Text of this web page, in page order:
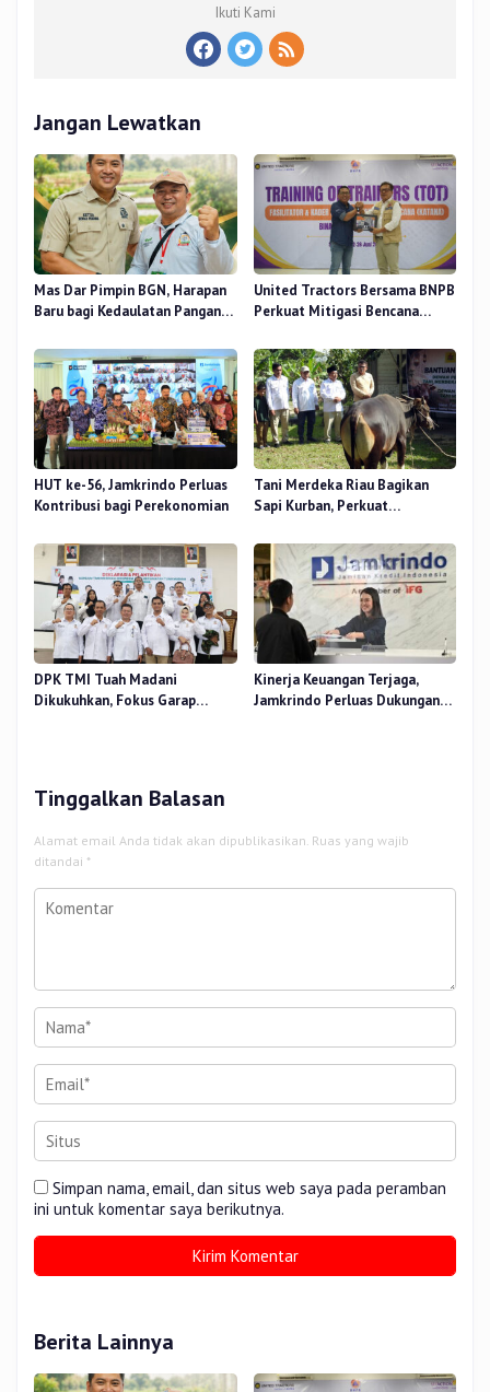
Ikuti Kami
Jangan Lewatkan
Mas Dar Pimpin BGN, Harapan
Baru bagi Kedaulatan Pangan
United Tractors Bersama BNPB
Perkuat Mitigasi Bencana
HUT ke-56, Jamkrindo Perluas
Kontribusi bagi Perekonomian
Tani Merdeka Riau Bagikan
Sapi Kurban, Perkuat
DPK TMI Tuah Madani
Dikukuhkan, Fokus Garap
Kinerja Keuangan Terjaga,
Jamkrindo Perluas Dukungan
Tinggalkan Balasan
Alamat email Anda tidak akan dipublikasikan. Ruas yang wajib
ditandai *
Simpan nama, email, dan situs web saya pada peramban
ini untuk komentar saya berikutnya.
Berita Lainnya